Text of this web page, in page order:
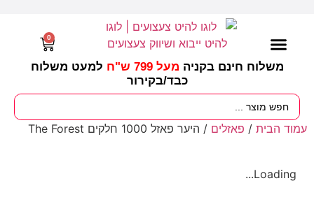
משלוח חינם בקניה מעל 799 ש"ח
למעט משלוח
כבד/בקירור
0
עמוד הבית / פאזלים / היער פאזל 1000 חלקים The Forest
Loading...